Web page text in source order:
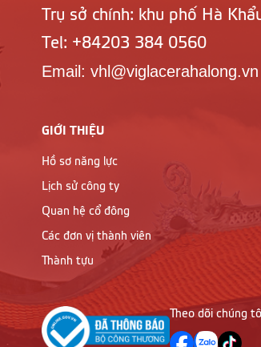
Trụ sở chính: khu phố Hà
Tel: +84203 384 0560
Email: vhl@viglacerahalong.vn
GIỚI THIỆU
Hồ sơ năng lực
Lịch sử công ty
Quan hệ cổ đông
Các đơn vị thành viên
Thành tựu
Theo dõi chúng